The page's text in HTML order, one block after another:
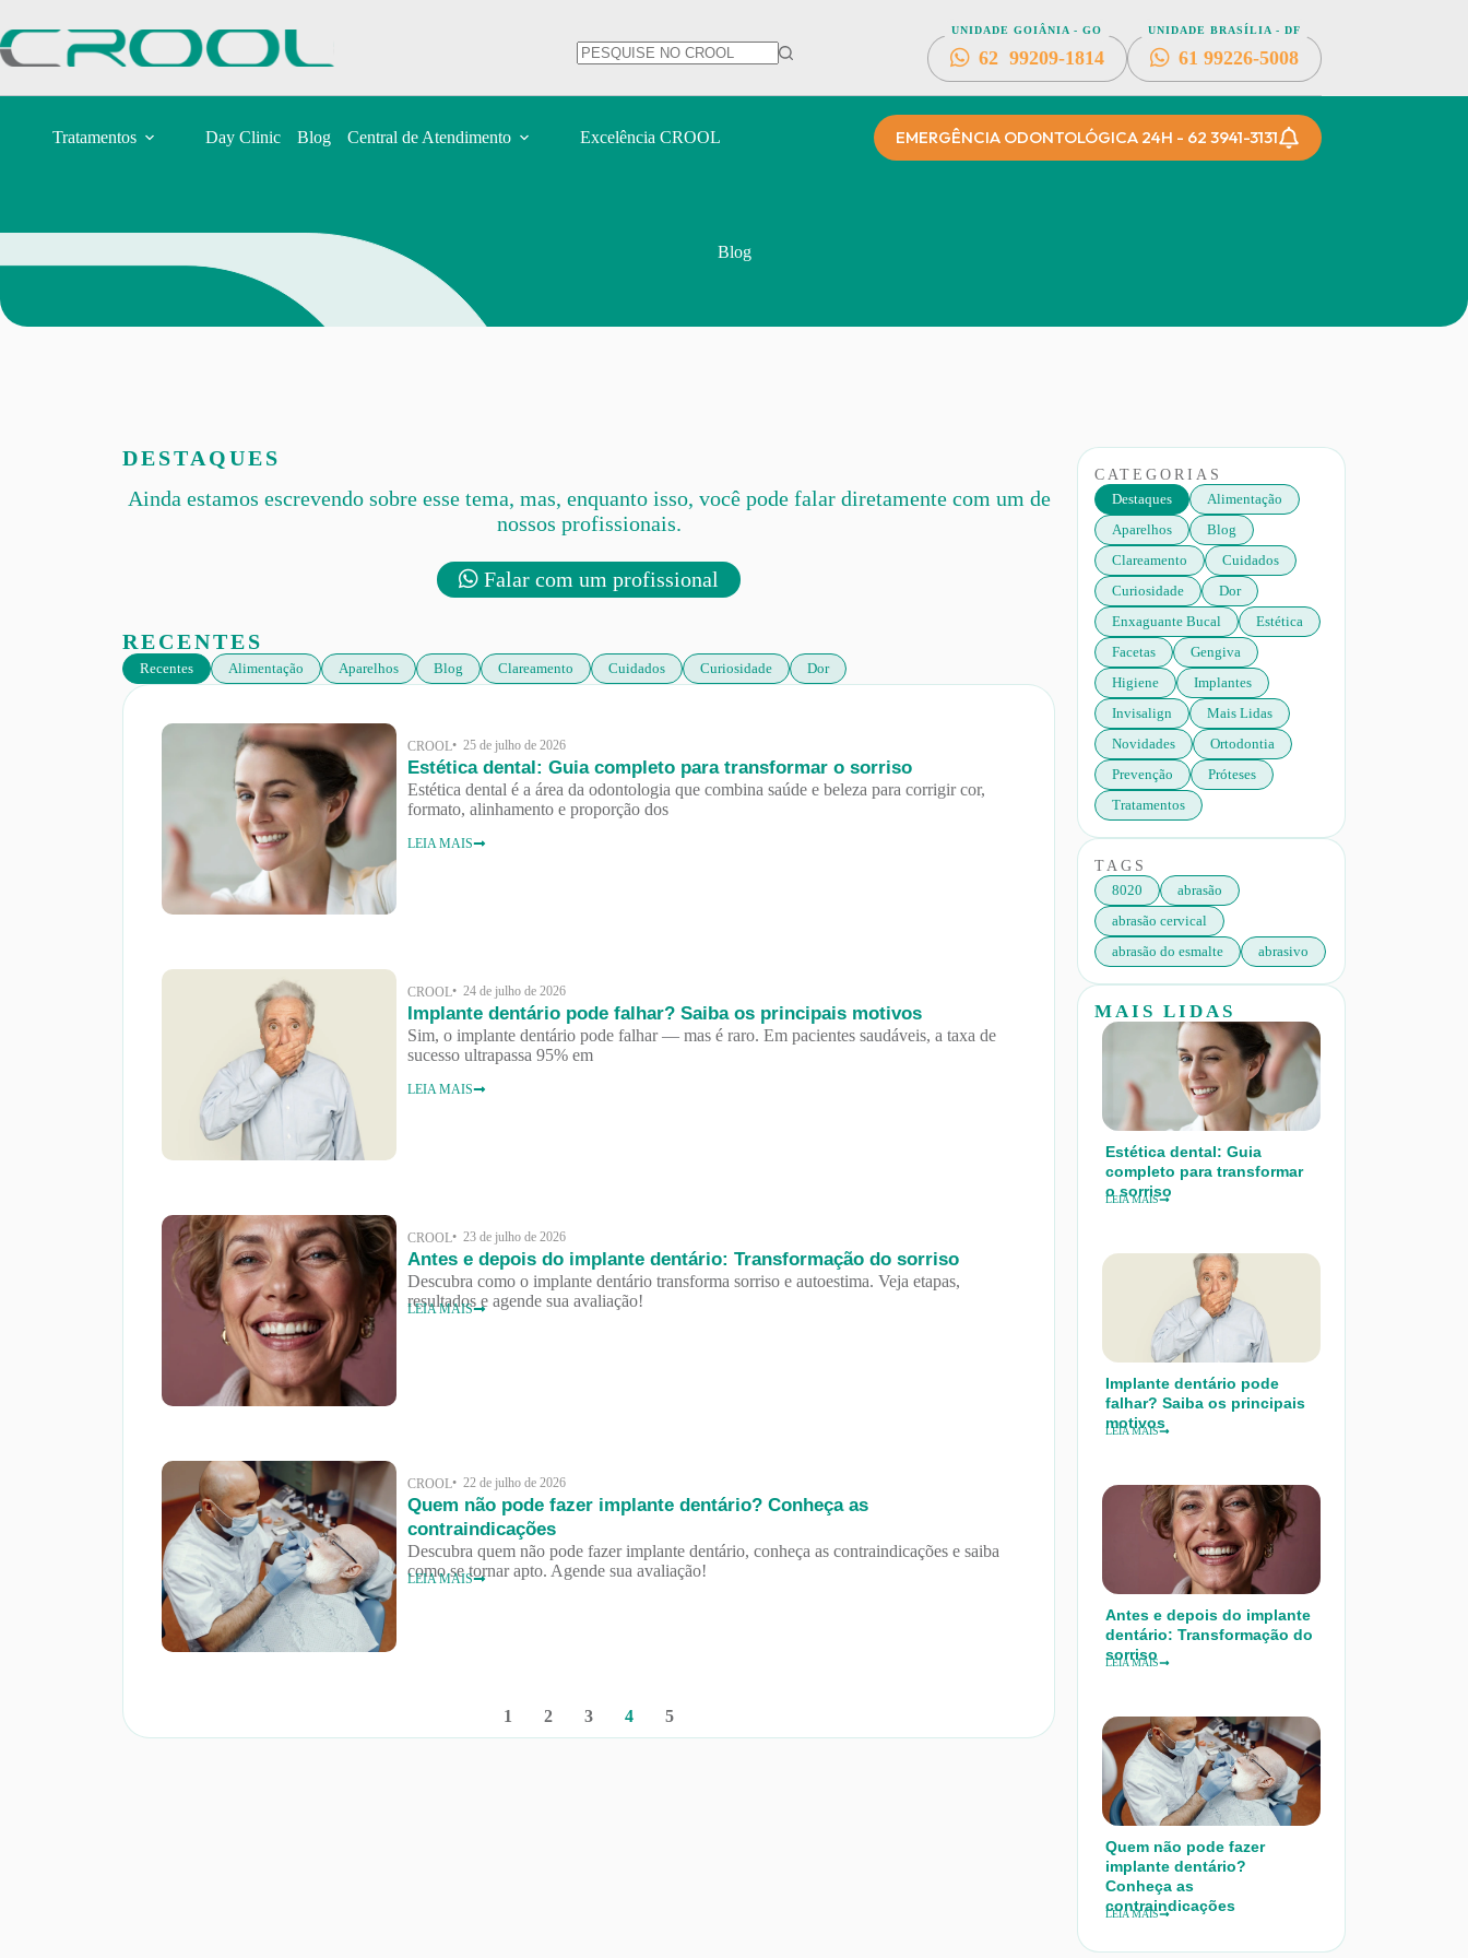
UNIDADE GOIÂNIA - GO
62 99209-1814
UNIDADE BRASÍLIA - DF
61 99226-5008
Tratamentos Day Clinic Blog Central de Atendimento Excelência CROOL EMERGÊNCIA ODONTOLÓGICA 24H - 62 3941-3131
Blog
DESTAQUES
Ainda estamos escrevendo sobre esse tema, mas, enquanto isso, você pode falar diretamente com um de
nossos profissionais.
Falar com um profissional
RECENTES
Alimentação Aparelhos Blog Clareamento Cuidados Curiosidade Dor
Recentes
CROOL• 25 de julho de 2026
Estética dental: Guia completo para transformar o sorriso
Estética dental é a área da odontologia que combina saúde e beleza para corrigir cor,
formato, alinhamento e proporção dos
LEIA MAIS
CROOL• 24 de julho de 2026
Implante dentário pode falhar? Saiba os principais motivos
Sim, o implante dentário pode falhar — mas é raro. Em pacientes saudáveis, a taxa de
sucesso ultrapassa 95% em
LEIA MAIS
CROOL• 23 de julho de 2026
Antes e depois do implante dentário: Transformação do sorriso
Descubra como o implante dentário transforma sorriso e autoestima. Veja etapas,
resultados e agende sua avaliação!
LEIA MAIS
CROOL• 22 de julho de 2026
Quem não pode fazer implante dentário? Conheça as
contraindicações
Descubra quem não pode fazer implante dentário, conheça as contraindicações e saiba
como se tornar apto. Agende sua avaliação!
LEIA MAIS
1 2 3 4 5
CATEGORIAS
Alimentação
Aparelhos
Blog
Clareamento
Cuidados
Curiosidade
Dor
Enxaguante Bucal
Estética
Facetas
Gengiva
Higiene
Implantes
Invisalign
Mais Lidas
Novidades
Ortodontia
Prevenção
Próteses
Tratamentos
Destaques
TAGS
8020
abrasão
abrasão cervical
abrasão do esmalte
abrasivo
MAIS LIDAS
Estética dental: Guia
completo para transformar
o sorriso
LEIA MAIS
Implante dentário pode
falhar? Saiba os principais
motivos
LEIA MAIS
Antes e depois do implante
dentário: Transformação do
sorriso
LEIA MAIS
Quem não pode fazer
implante dentário?
Conheça as
contraindicações
LEIA MAIS